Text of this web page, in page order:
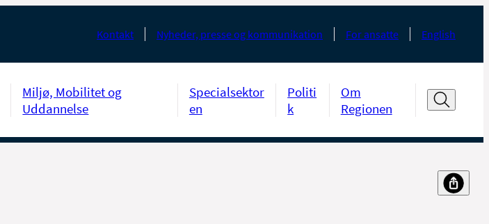
Kontakt Nyheder, presse og kommunikation For ansatte English
Miljø, Mobilitet og
Uddannelse
Specialsektor
en
Politi
k
Om
Regionen